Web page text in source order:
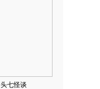
头七怪谈